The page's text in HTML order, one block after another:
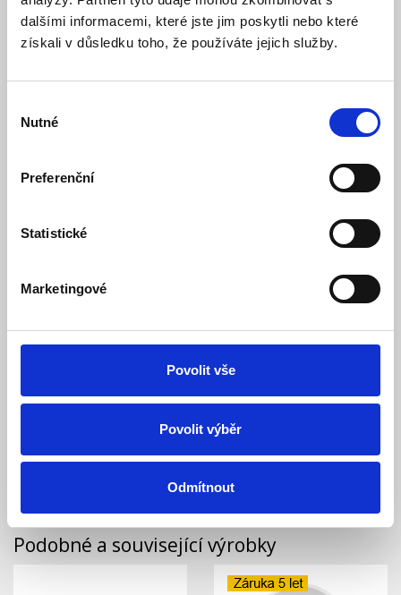
dalšími informacemi, které jste jim poskytli nebo které
získali v důsledku toho, že používáte jejich služby.
souhlasu
Nutné
Preferenční
Statistické
Marketingové
Povolit vše
Povolit výběr
Odmítnout
Popis
Prémiová řada vestavných svítidel TINA 36W o svítivosti
hliníkového těla a předřadníku s prodlouženou zárukou.
zdroji omezuje míru oslnění a v kombinaci s vyšším
chromatičnosti v rozsahu3000-6500K. Silné pružiny
zajistí dokonalou přilnavost ke stropu.
Podobné a související výrobky